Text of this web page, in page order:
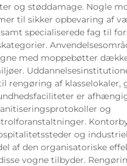
og støddamage. Nogle
til sikker opbevaring af
specialiserede fag til
med moppebøtter
rengøring af klasselokaler,
er
og
og
af den organisatoriske
vogne tilbyder.